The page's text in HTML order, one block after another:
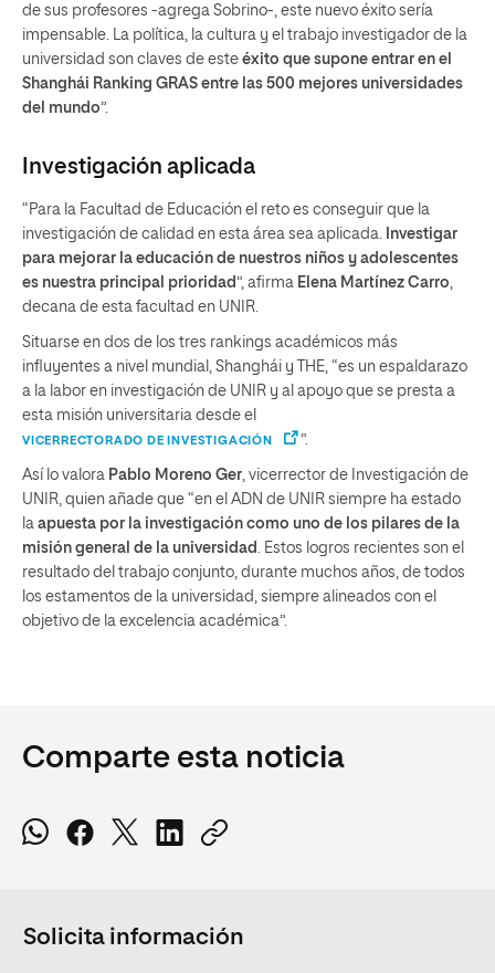
de sus profesores -agrega Sobrino-, este nuevo éxito sería
impensable. La política, la cultura y el trabajo investigador de la
universidad son claves de este éxito que supone entrar en el
Shanghái Ranking GRAS entre las 500 mejores universidades
del mundo”.
Investigación aplicada
“Para la Facultad de Educación el reto es conseguir que la
investigación de calidad en esta área sea aplicada.
Investigar
para mejorar la educación de nuestros niños y adolescentes
es nuestra principal prioridad”, afirma Elena Martínez Carro
decana de esta facultad en UNIR.
Situarse en dos de los tres rankings académicos más
influyentes a nivel mundial, Shanghái y THE, “es un espaldarazo
a la labor en investigación de UNIR y al apoyo que se presta a
esta misión universitaria desde el
VICERRECTORADO DE INVESTIGACIÓN ”.
Así lo valora Pablo Moreno Ger , vicerrector de Investigación de
UNIR, quien añade que “en el ADN de UNIR siempre ha estado
la apuesta por la investigación como uno de los pilares de la
misión general de la universidad
. Estos logros recientes son el
resultado del trabajo conjunto, durante muchos años, de todos
los estamentos de la universidad, siempre alineados con el
objetivo de la excelencia académica”.
Comparte esta noticia
Solicita información